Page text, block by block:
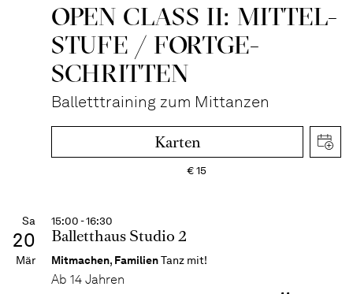
OPEN CLASS II: MITTEL­
STUFE / FORT­GE­
SCHRITTEN
Balletttraining zum Mittanzen
Karten
€15
Sa
20
Mär
15:00 - 16:30
Balletthaus Studio 2
Mitmachen, FamilienTanz mit!
Ab 14 Jahren